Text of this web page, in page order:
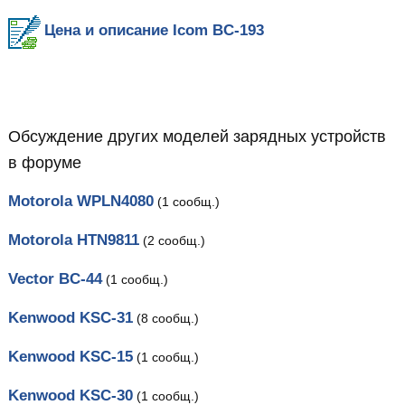
Цена и описание Icom BC-193
Обсуждение других моделей зарядных устройств
в форуме
Motorola WPLN4080(1 сообщ.)
Motorola HTN9811(2 сообщ.)
Vector BC-44(1 сообщ.)
Kenwood KSC-31(8 сообщ.)
Kenwood KSC-15(1 сообщ.)
Kenwood KSC-30(1 сообщ.)